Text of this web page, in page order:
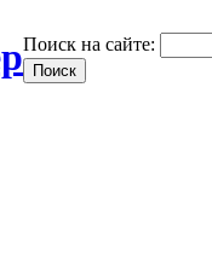
Поиск на сайте: